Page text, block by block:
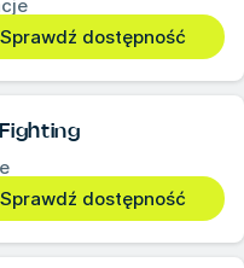
Sprawdź dostępność
Sprawdź dostępność